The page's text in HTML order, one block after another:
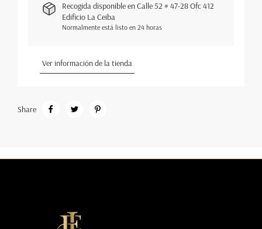
Recogida disponible enCalle 52 # 47-28 Ofc 412
Edificio La Ceiba
Normalmente está listo en 24 horas
Ver información de la tienda
Share